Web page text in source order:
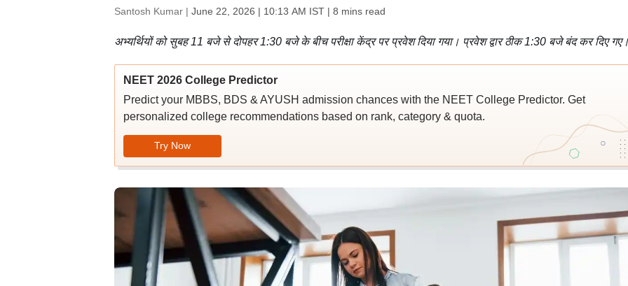
Santosh Kumar | June 22, 2026 | 10:13 AM IST| 8 mins read
अभ्यर्थियों को सुबह 11 बजे से दोपहर 1:30 बजे के बीच परीक्षा केंद्र पर प्रवेश दिया गया। प्रवेश द्वार ठीक 1:30 बजे बंद कर दिए
NEET 2026 College Predictor
Predict your MBBS, BDS & AYUSH admission chances with the NEET College Predictor. Get
personalized college recommendations based on rank, category & quota.
Try Now